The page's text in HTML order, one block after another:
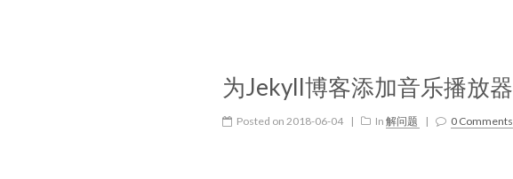
为Jekyll博客添加音乐播放器
Posted on 2018-06-04 | In 解问题 | 0 Comments